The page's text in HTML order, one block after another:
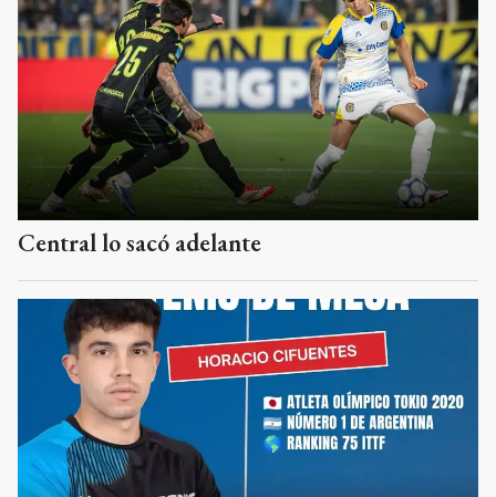
Central lo sacó adelante